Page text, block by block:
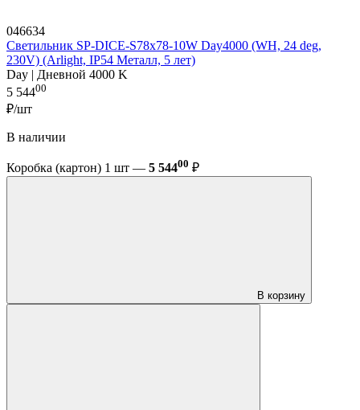
046634
Светильник SP-DICE-S78x78-10W Day4000 (WH, 24 deg,
230V) (Arlight, IP54 Металл, 5 лет)
Day | Дневной 4000 K
5 54400
₽/шт
В наличии
Коробка (картон) 1 шт — 5 54400 ₽
В корзину